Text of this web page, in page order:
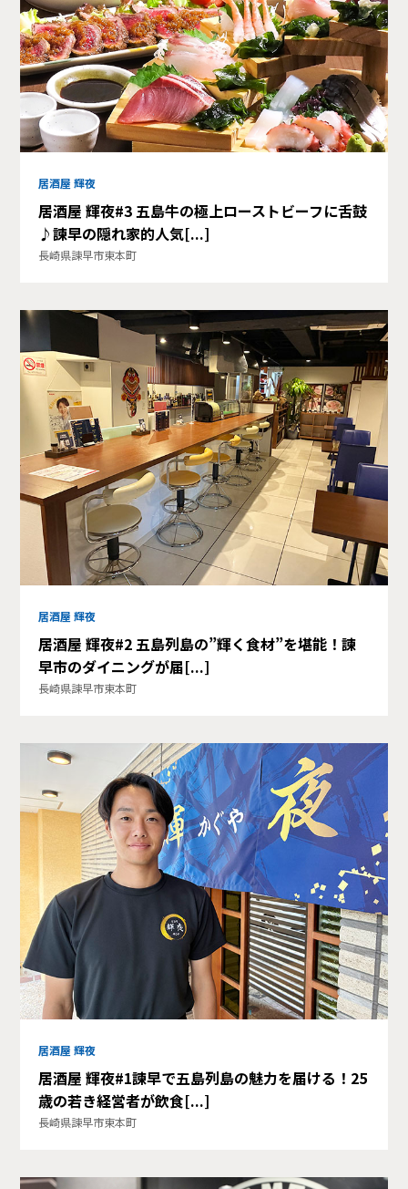
居酒屋 輝夜
居酒屋 輝夜#3 五島牛の極上ローストビーフに舌鼓
♪諫早の隠れ家的人気[...]
長崎県諫早市東本町
居酒屋 輝夜
居酒屋 輝夜#2 五島列島の”輝く食材”を堪能！諫
早市のダイニングが届[...]
長崎県諫早市東本町
居酒屋 輝夜
居酒屋 輝夜#1諫早で五島列島の魅力を届ける！25
歳の若き経営者が飲食[...]
長崎県諫早市東本町